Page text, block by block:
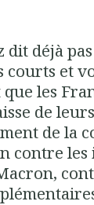
déjà
courts et
les
de
de la
contre les